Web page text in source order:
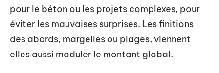
pour le béton ou les projets complexes, pour
éviter les mauvaises surprises. Les finitions
des abords, margelles ou plages, viennent
elles aussi moduler le montant global.